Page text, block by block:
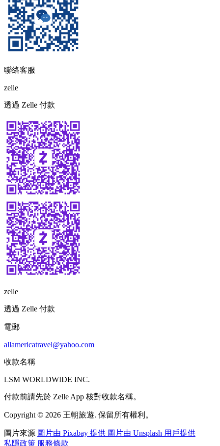
聯絡客服
zelle
透過 Zelle 付款
zelle
透過 Zelle 付款
電郵
allamericatravel@yahoo.com
收款名稱
LSM WORLDWIDE INC.
付款前請先於 Zelle App 核對收款名稱。
Copyright © 2026 王朝旅遊. 保留所有權利。
圖片來源 圖片由 Pixabay 提供 圖片由 Unsplash 用戶提供
私隱政策 服務條款